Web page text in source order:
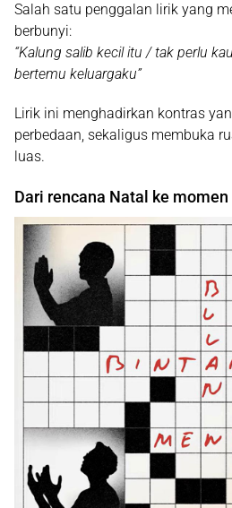
Salah satu penggalan lirik yang
berbunyi:
“Kalung salib kecil itu / tak perlu
bertemu keluargaku”
Lirik ini menghadirkan kontras
perbedaan, sekaligus membuka
luas.
Dari rencana Natal ke momen